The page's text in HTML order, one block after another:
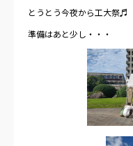
とうとう今夜から工大祭♬
準備はあと少し・・・